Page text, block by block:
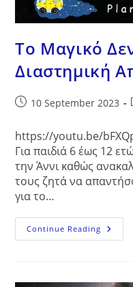
Το Μαγικό
Διαστημική
Post10 September 2023
https://youtu.be/
Για παιδιά 6 έως 12
την Άννι καθώς
τους ζητά να
για το…
Continue Reading Το
Μαγικό